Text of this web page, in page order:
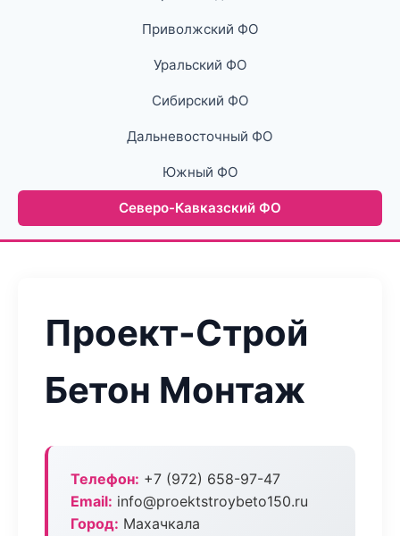
Приволжский ФО
Уральский ФО
Сибирский ФО
Дальневосточный ФО
Южный ФО
Северо-Кавказский ФО
Проект-Строй
Бетон Монтаж
Телефон: +7 (972) 658-97-47
Email: info@proektstroybeto150.ru
Город: Махачкала